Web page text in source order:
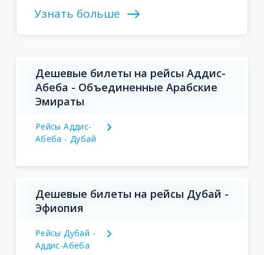
Узнать больше
Дешевые билеты на рейсы Аддис-
Абеба - Объединенные Арабские
Эмираты
Рейсы Аддис-
Абеба - Дубай
Дешевые билеты на рейсы Дубай -
Эфиопия
Рейсы Дубай -
Аддис-Абеба